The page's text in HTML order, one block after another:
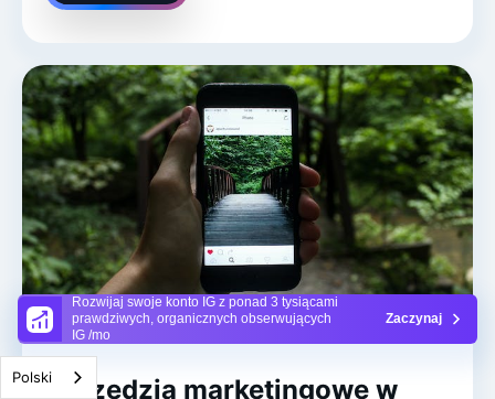
Rozwijaj swoje konto IG z ponad 3 tysiącami
prawdziwych, organicznych obserwujących
IG /mo
Zaczynaj
Narzędzia marketingowe w
Polski